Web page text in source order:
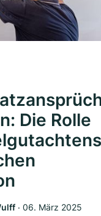
Die Rolle
‧ 06. März 2025